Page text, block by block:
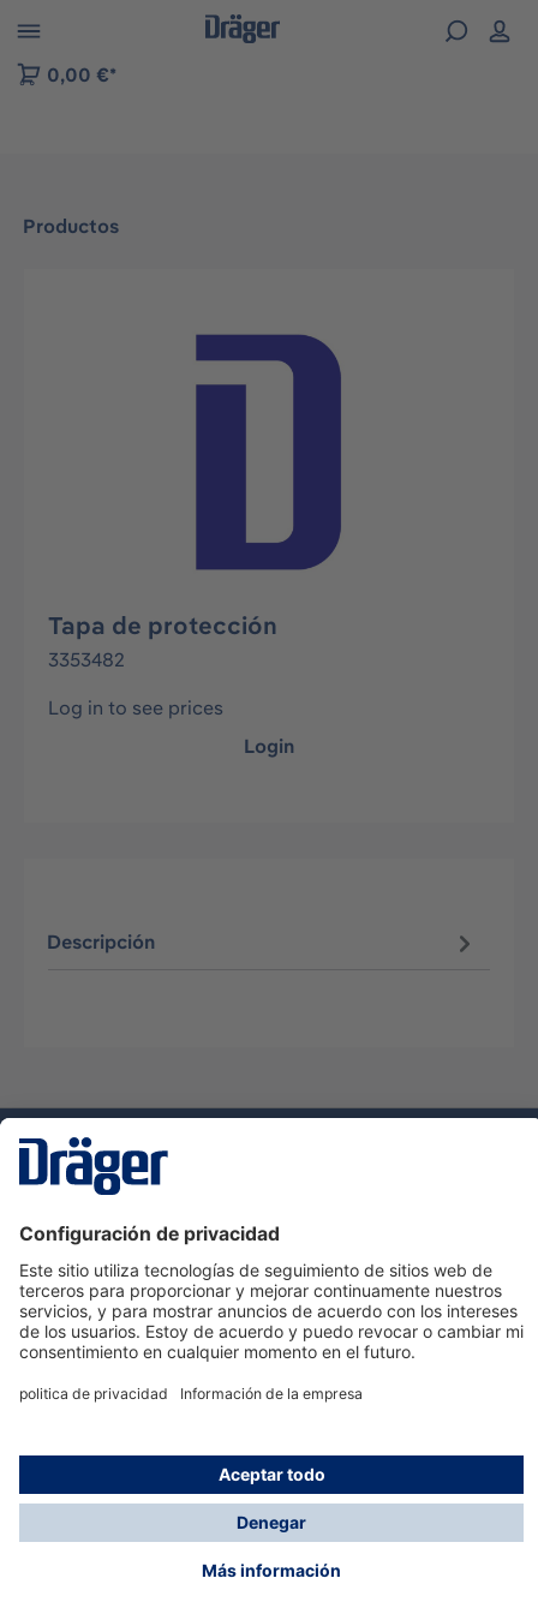
to B2B platform navigation
0,00 €*
Productos
Omitir galería de imágenes
Tapa de protección
3353482
Log in to see prices
Login
Descripción
Servicio de atención al cliente de Dräger
Ayuda
Información
© Dräger Hispania S.A.U., 2024
*Todos los precios no incluyen IVA y posibles gastos
de envío, salvo que indique lo contrario